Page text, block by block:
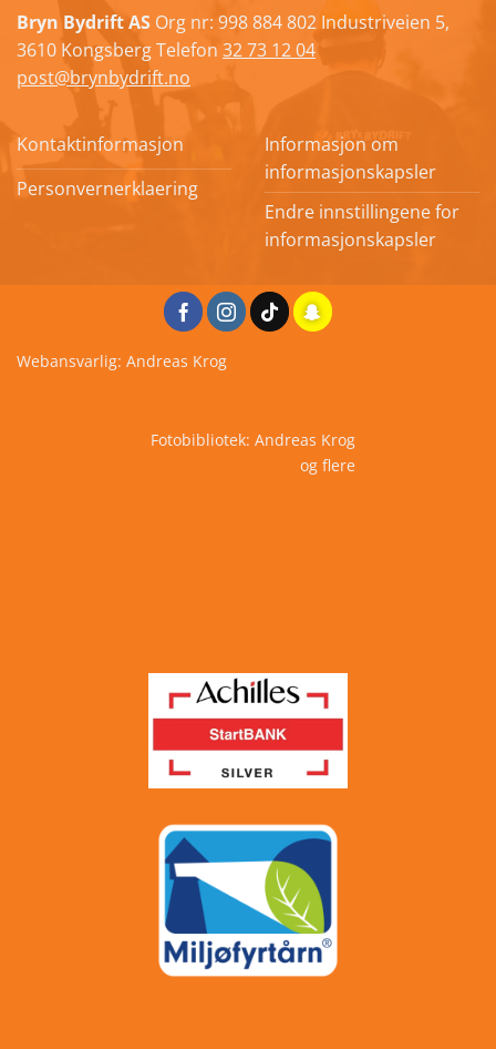
Bryn Bydrift AS Org nr: 998 884 802 Industriveien 5,
3610 Kongsberg Telefon 32 73 12 04
post@brynbydrift.no
Kontaktinformasjon
Personvernerklaering
Informasjon om
informasjonskapsler
Endre innstillingene for
informasjonskapsler
Webansvarlig: Andreas Krog
Fotobibliotek: Andreas Krog
og flere